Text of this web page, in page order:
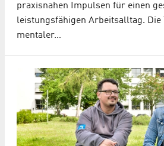
praxisnahen Impulsen für einen
leistungsfähigen Arbeitsalltag. Die
mentaler…